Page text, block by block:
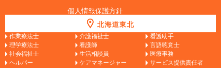
個人情報保護方針
北海道東北
作業療法士 介護福祉士
看護助手
理学療法士
看護師
言語聴覚士
社会福祉士
生活相談員
医療事務
ヘルパー
ケアマネージャー サービス提供責任者